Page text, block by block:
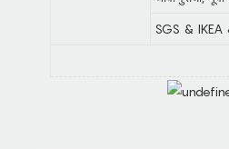
SGS &